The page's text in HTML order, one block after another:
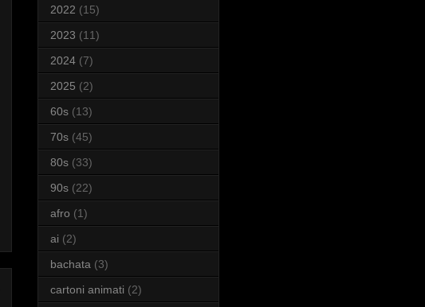
2022 (15)
2023 (11)
2024 (7)
2025 (2)
60s (13)
70s (45)
80s (33)
90s (22)
afro (1)
ai (2)
bachata (3)
cartoni animati (2)